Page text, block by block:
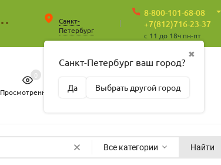
Санкт-
Петербург
✖
Санкт-Петербург ваш город?
Да Выбрать другой город
8-800-101-68-08
+7(812)716-23-37
c 11 до 18ч пн-пт
Просмотренные
0
Пусто
Все категории Найти